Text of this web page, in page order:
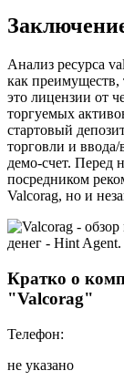
Анализ ресурса
как преимуществ,
это лицензии от
торгуемых
стартовый
торговли и
демо-счет. Перед
посредником
Valcorag, но и
Кратко о
"Valcorag"
Телефон:
не указано